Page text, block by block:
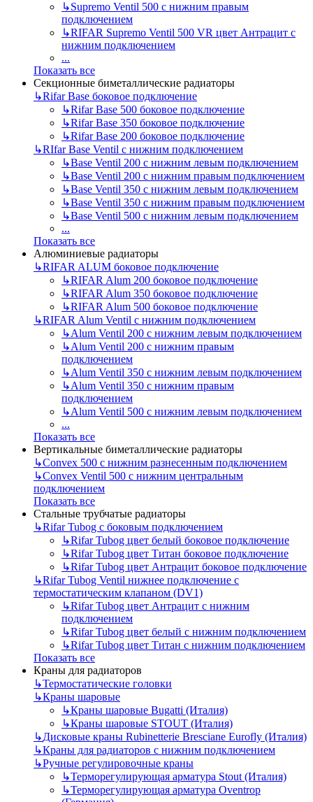
↳Supremo Ventil 500 с нижним правым
подключением
↳RIFAR Supremo Ventil 500 VR цвет Антрацит с
нижним подключением
...
Показать все
Секционные биметаллические радиаторы
↳Rifar Base боковое подключение
↳Rifar Base 500 боковое подключение
↳Rifar Base 350 боковое подключение
↳Rifar Base 200 боковое подключение
↳RIfar Base Ventil с нижним подключением
↳Base Ventil 200 с нижним левым подключением
↳Base Ventil 200 с нижним правым подключением
↳Base Ventil 350 с нижним левым подключением
↳Base Ventil 350 с нижним правым подключением
↳Base Ventil 500 с нижним левым подключением
...
Показать все
Алюминиевые радиаторы
↳RIFAR ALUM боковое подключение
↳RIFAR Alum 200 боковое подключение
↳RIFAR Alum 350 боковое подключение
↳RIFAR Alum 500 боковое подключение
↳RIFAR Alum Ventil с нижним подключением
↳Alum Ventil 200 с нижним левым подключением
↳Alum Ventil 200 с нижним правым
подключением
↳Alum Ventil 350 с нижним левым подключением
↳Alum Ventil 350 с нижним правым
подключением
↳Alum Ventil 500 с нижним левым подключением
...
Показать все
Вертикальные биметаллические радиаторы
↳Convex 500 с нижним разнесенным подключением
↳Convex Ventil 500 с нижним центральным
подключением
Показать все
Стальные трубчатые радиаторы
↳Rifar Tubog с боковым подключением
↳Rifar Tubog цвет белый боковое подключение
↳Rifar Tubog цвет Титан боковое подключение
↳Rifar Tubog цвет Антрацит боковое подключение
↳Rifar Tubog Ventil нижнее подключение с
термостатическим клапаном (DV1)
↳Rifar Tubog цвет Антрацит с нижним
подключением
↳Rifar Tubog цвет белый с нижним подключением
↳Rifar Tubog цвет Титан с нижним подключением
Показать все
Краны для радиаторов
↳Термостатические головки
↳Краны шаровые
↳Краны шаровые Bugatti (Италия)
↳Краны шаровые STOUT (Италия)
↳Дисковые краны Rubinetterie Bresciane Eurofly (Италия)
↳Краны для радиаторов с нижним подключением
↳Ручные регулировочные краны
↳Терморегулирующая арматура Stout (Италия)
↳Терморегулирующая арматура Oventrop